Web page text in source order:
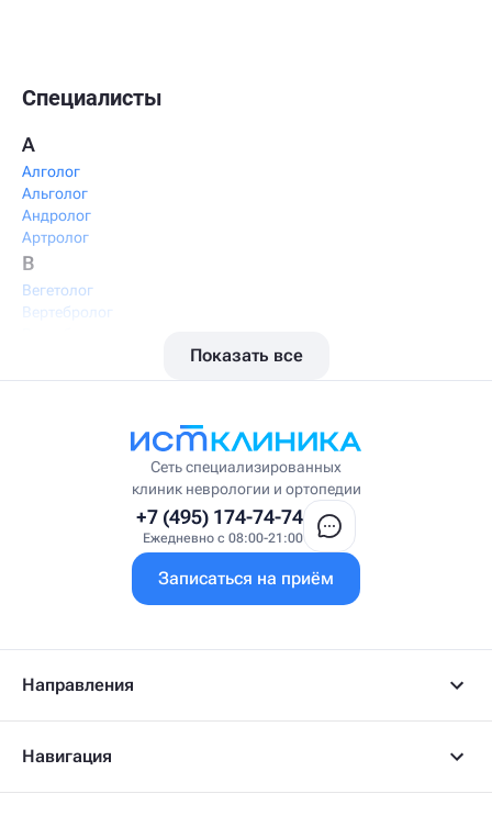
Специалисты
А
Алголог
Альголог
Андролог
Артролог
В
Вегетолог
Вертебролог
Висцеральный массажист
Врач интегративной медицины
Врач первичного приёма
Гастроэнтеролог-гепатолог
Гериатр
Гинеколог
Гирудолог
Показать все
Сеть специализированных
клиник неврологии и ортопедии
+7 (495) 174-74-74
Ежедневно с 08:00-21:00
Записаться на приём
Направления
Навигация